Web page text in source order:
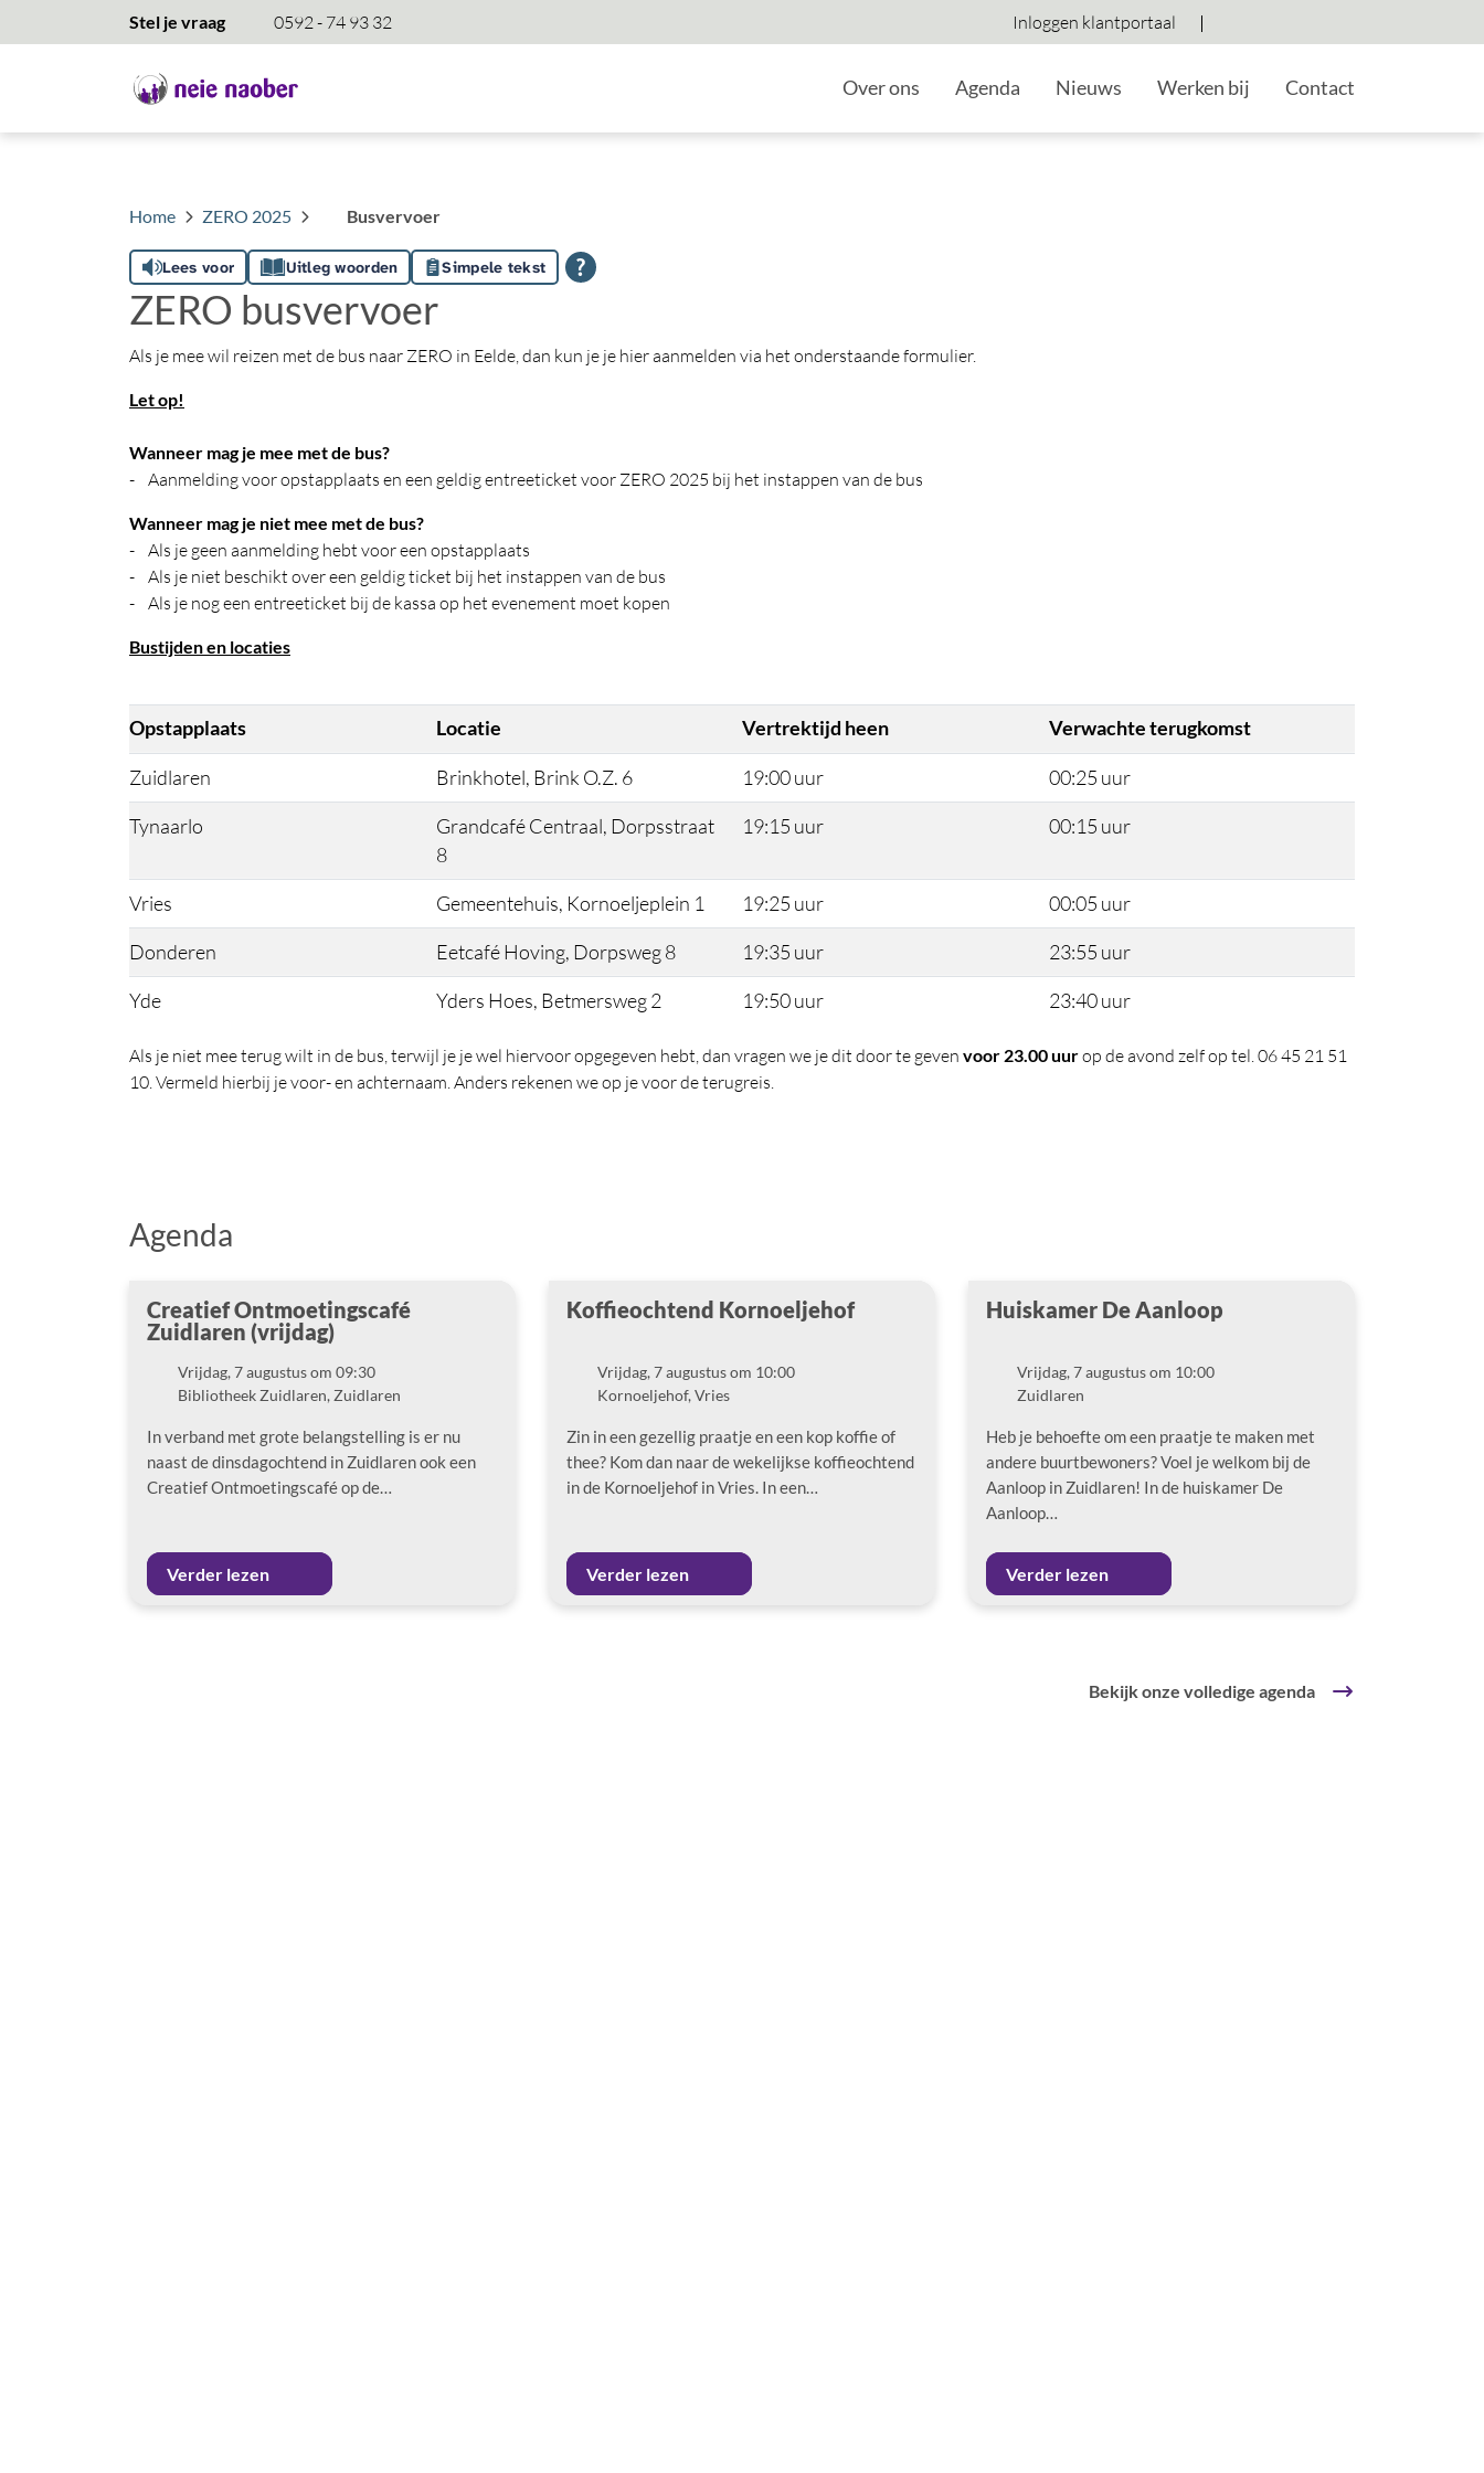
Stel je vraag 0592 - 74 93 32 Inloggen klantportaal
Hoog contrast wisselen
Lettergrootte vergroten
Lettergrootte
HomeOver ons Agenda Nieuws Werken bij Contact
Home ZERO 2025 Busvervoer
Lees voor Uitleg woorden Simpele tekst
ZERO busvervoer
Als je mee wil reizen met de bus naar ZERO in Eelde, dan kun je je hier aanmelden via het onderstaande formulier.
Let op!
Wanneer mag je mee met de bus?
- Aanmelding voor opstapplaats en een geldig entreeticket voor ZERO 2025 bij het instappen van de bus
Wanneer mag je niet mee met de bus?
- Als je geen aanmelding hebt voor een opstapplaats
- Als je niet beschikt over een geldig ticket bij het instappen van de bus
- Als je nog een entreeticket bij de kassa op het evenement moet kopen
Bustijden en locaties
Opstapplaats Locatie Vertrektijd heen Verwachte terugkomst
Zuidlaren Brinkhotel, Brink O.Z. 6 19:00 uur
00:25 uur
Tynaarlo
Grandcafé Centraal, Dorpsstraat
8
19:15 uur 00:15 uur
Vries Gemeentehuis, Kornoeljeplein 1 19:25 uur
00:05 uur
Donderen
Eetcafé Hoving, Dorpsweg 8 19:35 uur
23:55 uur
Yde
Yders Hoes, Betmersweg 2 19:50 uur 23:40 uur
Als je niet mee terug wilt in de bus, terwijl je je wel hiervoor opgegeven hebt, dan vragen we je dit door te geven voor 23.00 uurop de avond zelf op tel. 06 45 21 51
10. Vermeld hierbij je voor- en achternaam. Anders rekenen we op je voor de terugreis.
Agenda
Creatief Ontmoetingscafé
Zuidlaren (vrijdag)
Datum
Vrijdag, 7 augustus om 09:30
Locatie
Bibliotheek Zuidlaren, Zuidlaren
In verband met grote belangstelling is er nu
naast de dinsdagochtend in Zuidlaren ook een
Creatief Ontmoetingscafé op de…
Verder lezen
Koffieochtend Kornoeljehof
Datum
Vrijdag, 7 augustus om 10:00
Locatie
Kornoeljehof, Vries
Zin in een gezellig praatje en een kop koffie of
thee? Kom dan naar de wekelijkse koffieochtend
in de Kornoeljehof in Vries. In een…
Verder lezen
Huiskamer De Aanloop
Datum
Vrijdag, 7 augustus om 10:00
Locatie
Zuidlaren
Heb je behoefte om een praatje te maken met
andere buurtbewoners? Voel je welkom bij de
Aanloop in Zuidlaren! In de huiskamer De
Aanloop…
Verder lezen
Bekijk onze volledige agenda